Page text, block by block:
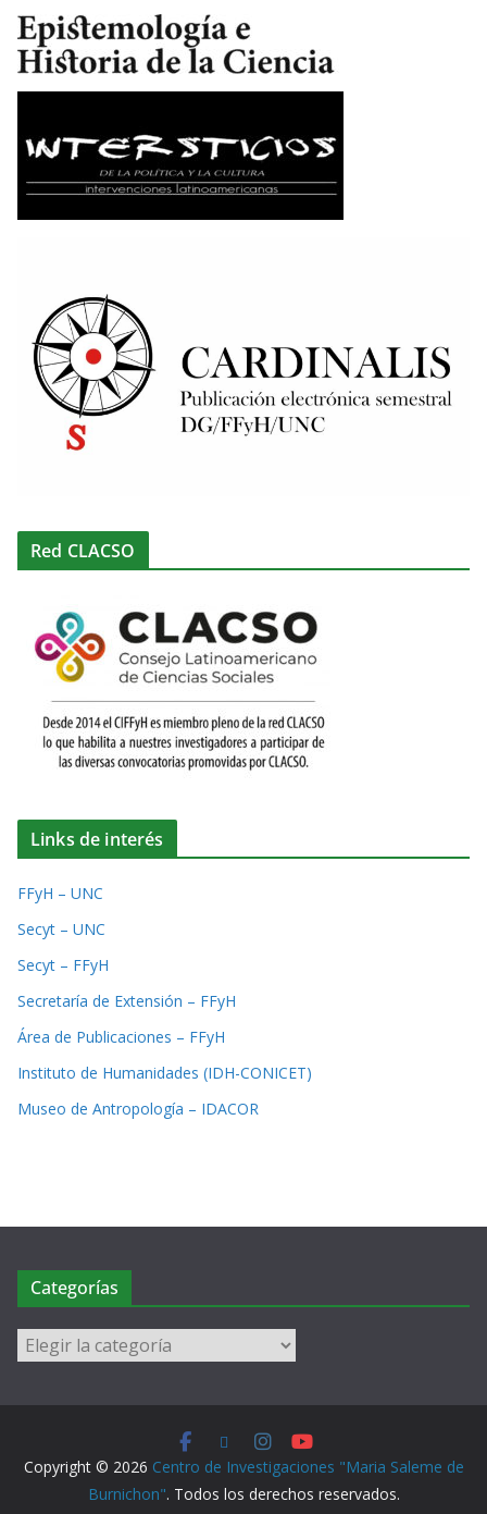
Red CLACSO
Links de interés
FFyH – UNC
Secyt – UNC
Secyt – FFyH
Secretaría de Extensión – FFyH
Área de Publicaciones – FFyH
Instituto de Humanidades (IDH-CONICET)
Museo de Antropología – IDACOR
Categorías
Copyright © 2026 Centro de Investigaciones "Maria Saleme de
Burnichon". Todos los derechos reservados.